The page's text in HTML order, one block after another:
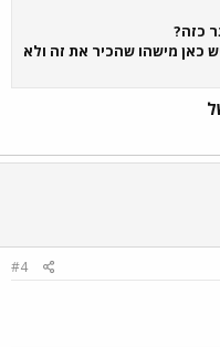
כזה?
כאן מישהו שהכיר את זה ולא
#4